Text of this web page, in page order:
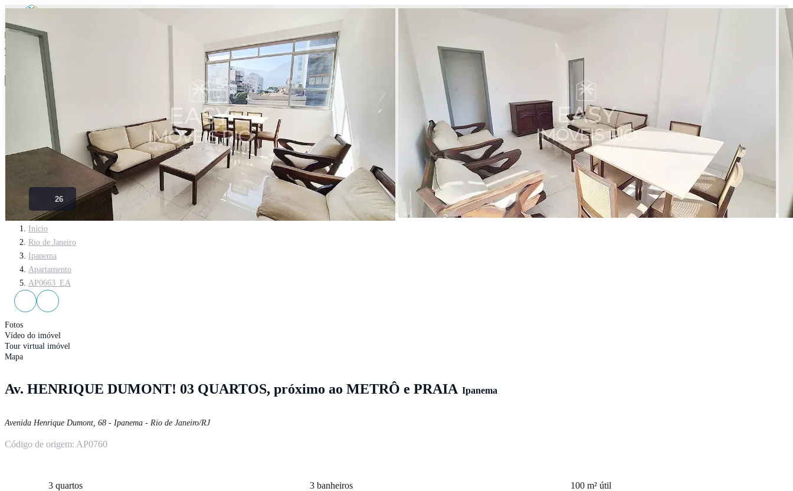
Cidade*
Rio de Janeiro
Todas as cidades
Localidade
Início Imóveis curtidos
Entrar
Imóveis curtidos
Contato
Anuncie seu imóvel Entrar
26
Início
Rio de Janeiro
Ipanema
Apartamento
AP0663_EA
Fotos
Vídeo do imóvel
Tour virtual imóvel
Mapa
Av. HENRIQUE DUMONT! 03 QUARTOS, próximo ao METRÔ e PRAIA Ipanema
Avenida Henrique Dumont, 68 - Ipanema - Rio de Janeiro/RJ
Código de origem: AP0760
3 quartos 3 banheiros 100 m² útil